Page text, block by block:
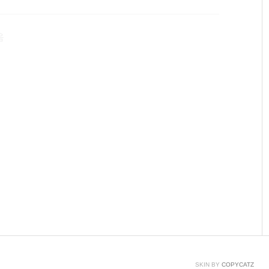
SKIN BY COPYCATZ